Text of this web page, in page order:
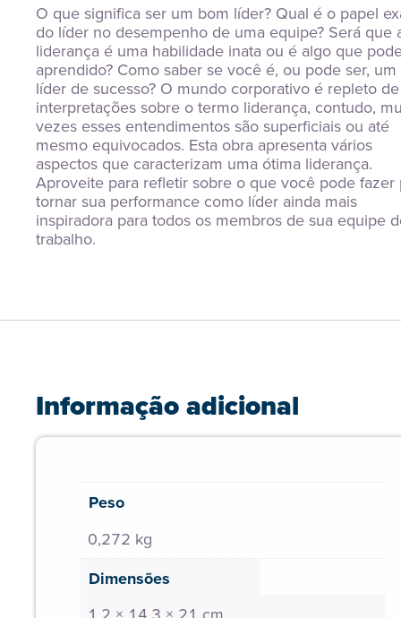
O que significa ser um bom líder? Qual é o papel
do líder no desempenho de uma equipe? Será que
liderança é uma habilidade inata ou é algo que
aprendido? Como saber se você é, ou pode ser, um
líder de sucesso? O mundo corporativo é repleto de
interpretações sobre o termo liderança, contudo,
vezes esses entendimentos são superficiais ou até
mesmo equivocados. Esta obra apresenta vários
aspectos que caracterizam uma ótima liderança.
Aproveite para refletir sobre o que você pode fazer
tornar sua performance como líder ainda mais
inspiradora para todos os membros de sua equipe
trabalho.
Informação adicional
Peso
0,272 kg
Dimensões